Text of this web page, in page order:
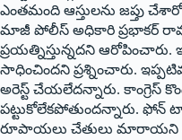
ఎంతమంది ఆస్తులను జప్తు
మాజీ పోలీస్‌ అధికారి ప్రభాకర్‌
ప్రయత్నిస్తున్నదని ఆరోపించారు.
‌సాధించిందని ప్రశ్నించారు.
అరెస్ట్ ‌చేయలేదన్నారు. కాంగ్రెస్‌
పట్టుకోలేకపోతుందన్నారు. ఫోన్‌
రూపాయలు చేతులు మారాయని